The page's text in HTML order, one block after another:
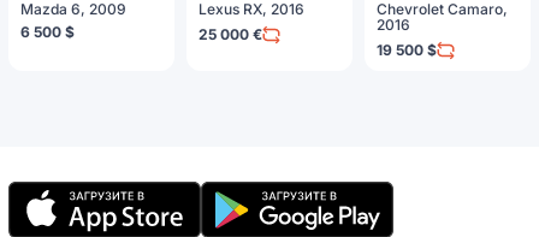
Mazda 6, 2009
6 500 $
Lexus RX, 2016
25 000 €
Chevrolet Camaro,
2016
19 500 $
Мобильное
приложение